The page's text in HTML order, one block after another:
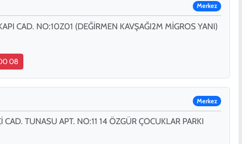
Merkez
CAD. NO:10Z01 (DEĞİRMEN KAVŞAĞI2M MİGROS YANI)
08
Merkez
TUNASU APT. NO:11 14 ÖZGÜR ÇOCUKLAR PARKI